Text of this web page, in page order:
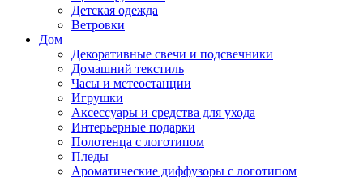
Детская одежда
Ветровки
Дом
Декоративные свечи и подсвечники
Домашний текстиль
Часы и метеостанции
Игрушки
Аксессуары и средства для ухода
Интерьерные подарки
Полотенца с логотипом
Пледы
Ароматические диффузоры с логотипом